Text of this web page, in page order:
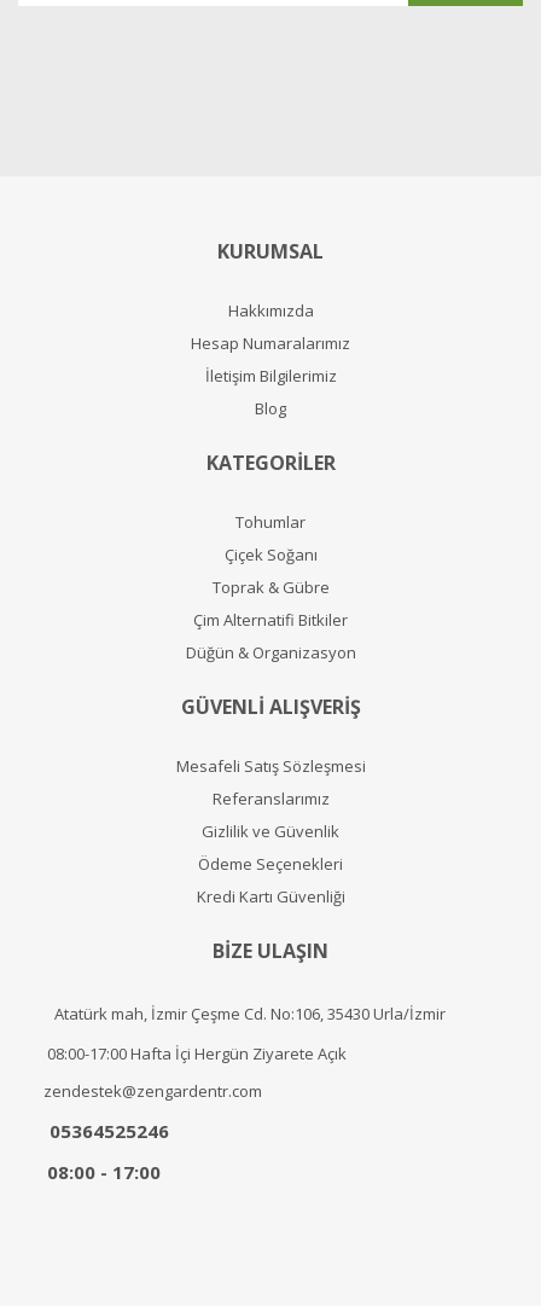
KURUMSAL
Hakkımızda
Hesap Numaralarımız
İletişim Bilgilerimiz
Blog
KATEGORİLER
Tohumlar
Çiçek Soğanı
Toprak & Gübre
Çim Alternatifi Bitkiler
Düğün & Organizasyon
GÜVENLİ ALIŞVERİŞ
Mesafeli Satış Sözleşmesi
Referanslarımız
Gizlilik ve Güvenlik
Ödeme Seçenekleri
Kredi Kartı Güvenliği
BİZE ULAŞIN
Atatürk mah, İzmir Çeşme Cd. No:106, 35430 Urla/İzmir
08:00-17:00 Hafta İçi Hergün Ziyarete Açık
zendestek@zengardentr.com
05364525246
08:00 - 17:00